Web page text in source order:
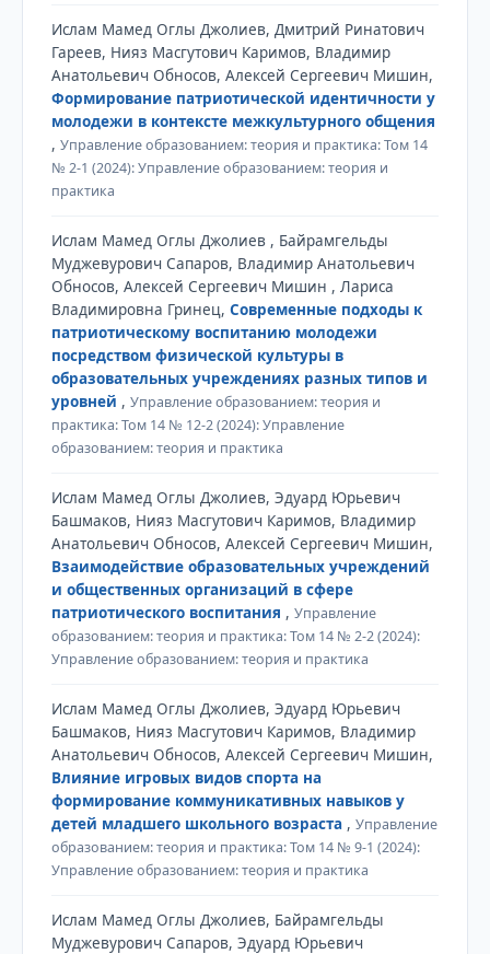
Ислам Мамед Оглы Джолиев, Дмитрий Ринатович
Гареев, Нияз Масгутович Каримов, Владимир
Анатольевич Обносов, Алексей Сергеевич Мишин,
Формирование патриотической идентичности у
молодежи в контексте межкультурного общения
, Управление образованием: теория и практика: Том 14
№ 2-1 (2024): Управление образованием: теория и
практика
Ислам Мамед Оглы Джолиев , Байрамгельды
Муджевурович Сапаров, Владимир Анатольевич
Обносов, Алексей Сергеевич Мишин , Лариса
Владимировна Гринец, Современные подходы к
патриотическому воспитанию молодежи
посредством физической культуры в
образовательных учреждениях разных типов и
уровней , Управление образованием: теория и
практика: Том 14 № 12-2 (2024): Управление
образованием: теория и практика
Ислам Мамед Оглы Джолиев, Эдуард Юрьевич
Башмаков, Нияз Масгутович Каримов, Владимир
Анатольевич Обносов, Алексей Сергеевич Мишин,
Взаимодействие образовательных учреждений
и общественных организаций в сфере
патриотического воспитания , Управление
образованием: теория и практика: Том 14 № 2-2 (2024):
Управление образованием: теория и практика
Ислам Мамед Оглы Джолиев, Эдуард Юрьевич
Башмаков, Нияз Масгутович Каримов, Владимир
Анатольевич Обносов, Алексей Сергеевич Мишин,
Влияние игровых видов спорта на
формирование коммуникативных навыков у
детей младшего школьного возраста , Управление
образованием: теория и практика: Том 14 № 9-1 (2024):
Управление образованием: теория и практика
Ислам Мамед Оглы Джолиев, Байрамгельды
Муджевурович Сапаров, Эдуард Юрьевич